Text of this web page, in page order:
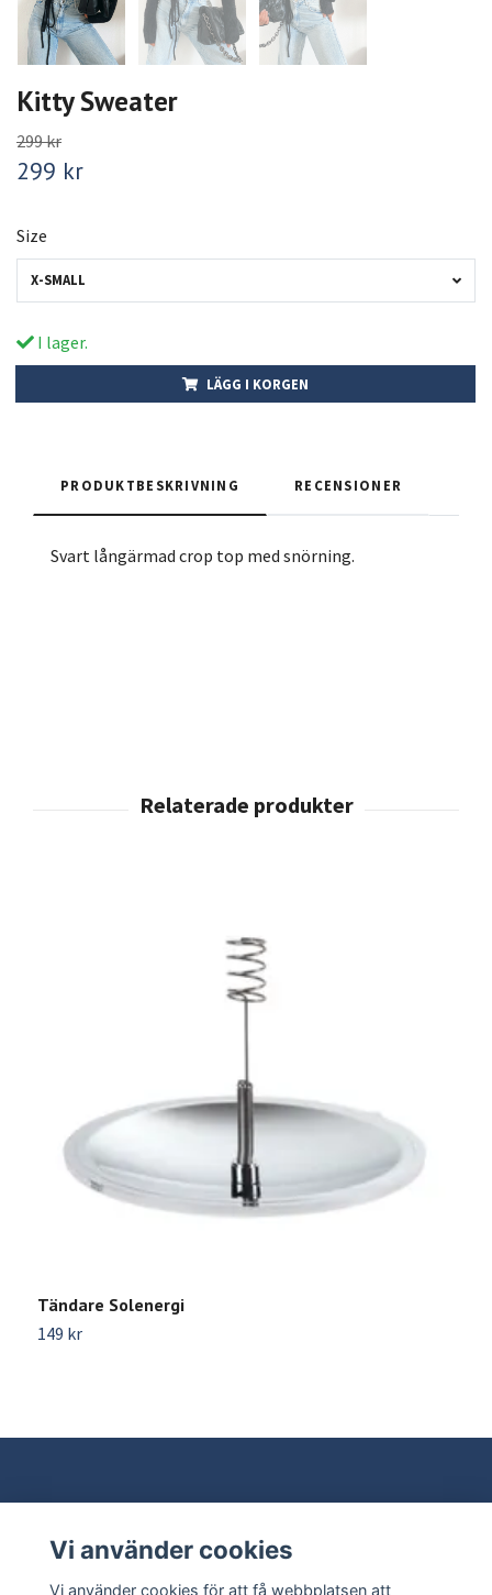
Kitty Sweater
299 kr
299 kr
Size
X-SMALL
I lager.
LÄGG I KORGEN
PRODUKTBESKRIVNING RECENSIONER
Svart långärmad crop top med snörning.
Tändare Solenergi
149 kr
Behöver du hjälp?
Vi använder cookies
Vi använder cookies för att få webbplatsen att